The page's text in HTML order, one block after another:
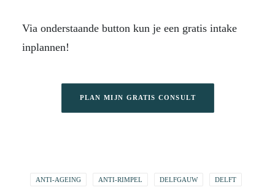
Via onderstaande button kun je een gratis intake
inplannen!
PLAN MIJN GRATIS CONSULT
ANTI-AGEING ANTI-RIMPEL DELFGAUW DELFT